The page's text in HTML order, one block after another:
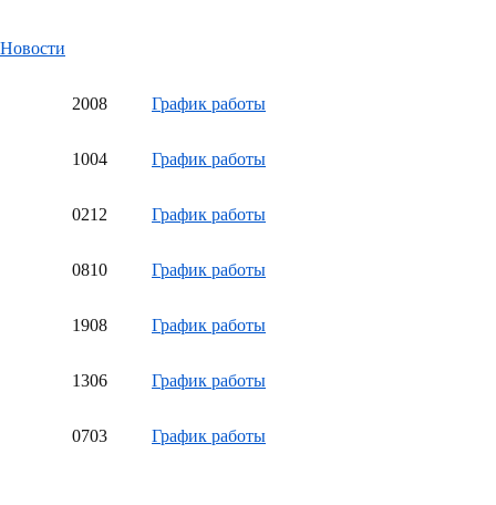
Новости
2008 График работы
1004 График работы
0212 График работы
0810 График работы
1908 График работы
1306 График работы
0703 График работы